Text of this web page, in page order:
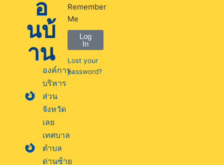
อ
นบ้
าน
องค์การ
บริหาร
ส่วน
จังหวัด
เลย
เทศบาล
ตำบล
ด่านซ้าย
Remember
Me
Log
In
Lost your
password?